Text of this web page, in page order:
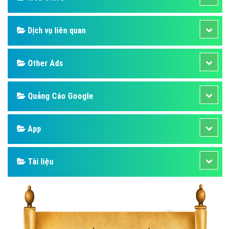
Dịch vụ liên quan
Other Ads
Quảng Cáo Google
App
Tài liệu